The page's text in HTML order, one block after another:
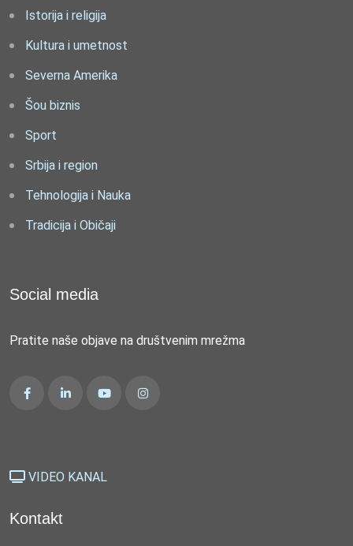
Istorija i religija
Kultura i umetnost
Severna Amerika
Šou biznis
Sport
Srbija i region
Tehnologija i Nauka
Tradicija i Običaji
Social media
Pratite naše objave na društvenim mrežma
VIDEO KANAL
Kontakt